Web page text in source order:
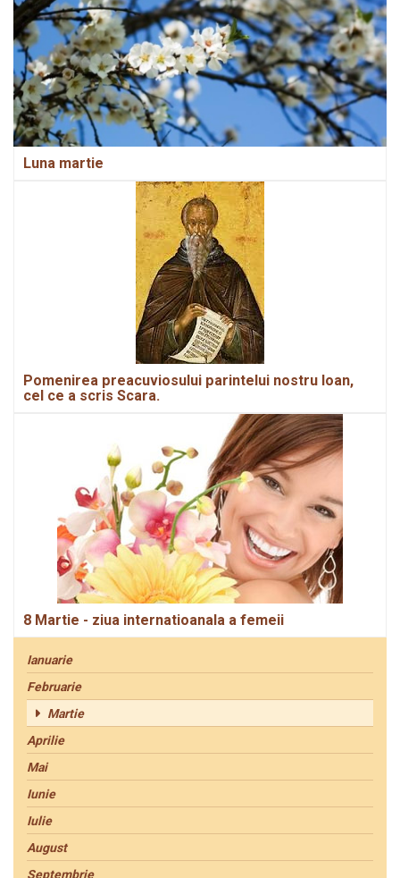
Luna martie
Pomenirea preacuviosului parintelui nostru Ioan,
cel ce a scris Scara.
8 Martie - ziua internatioanala a femeii
Ianuarie
Februarie
Martie
Aprilie
Mai
Iunie
Iulie
August
Septembrie